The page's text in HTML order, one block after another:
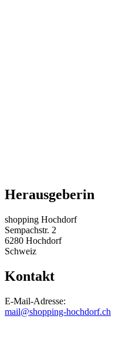
Herausgeberin
shopping Hochdorf
Sempachstr. 2
6280 Hochdorf
Schweiz
Kontakt
E-Mail-Adresse:
mail@shopping-hochdorf.ch